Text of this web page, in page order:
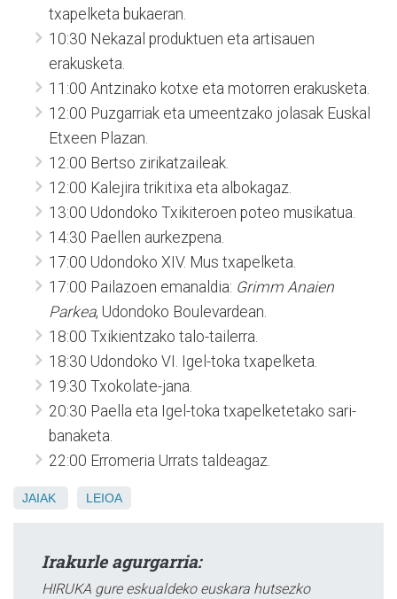
txapelketa bukaeran.
10:30 Nekazal produktuen eta artisauen
erakusketa.
11:00 Antzinako kotxe eta motorren erakusketa.
12:00 Puzgarriak eta umeentzako jolasak Euskal
Etxeen Plazan.
12:00 Bertso zirikatzaileak.
12:00 Kalejira trikitixa eta albokagaz.
13:00 Udondoko Txikiteroen poteo musikatua.
14:30 Paellen aurkezpena.
17:00 Udondoko XIV. Mus txapelketa.
17:00 Pailazoen emanaldia: Grimm Anaien
Parkea, Udondoko Boulevardean.
18:00 Txikientzako talo-tailerra.
18:30 Udondoko VI. Igel-toka txapelketa.
19:30 Txokolate-jana.
20:30 Paella eta Igel-toka txapelketetako sari-
banaketa.
22:00 Erromeria Urrats taldeagaz.
JAIAK LEIOA
Irakurle agurgarria:
HIRUKA gure eskualdeko euskara hutsezko